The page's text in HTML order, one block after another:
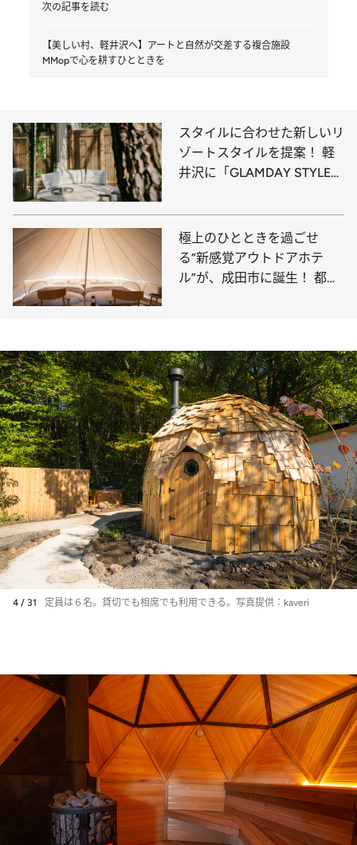
次の記事を読む
【美しい村、軽井沢へ】アートと自然が交差する複合施設
MMopで心を耕すひとときを
スタイルに合わせた新しいリ
ゾートスタイルを提案！ 軽
井沢に「GLAMDAY STYLE
極上のひとときを過ごせ
る“新感覚アウトドアホテ
ル”が、成田市に誕生！ 都心
4 / 31 定員は６名。貸切でも相席でも利用できる。写真提供：kaveri